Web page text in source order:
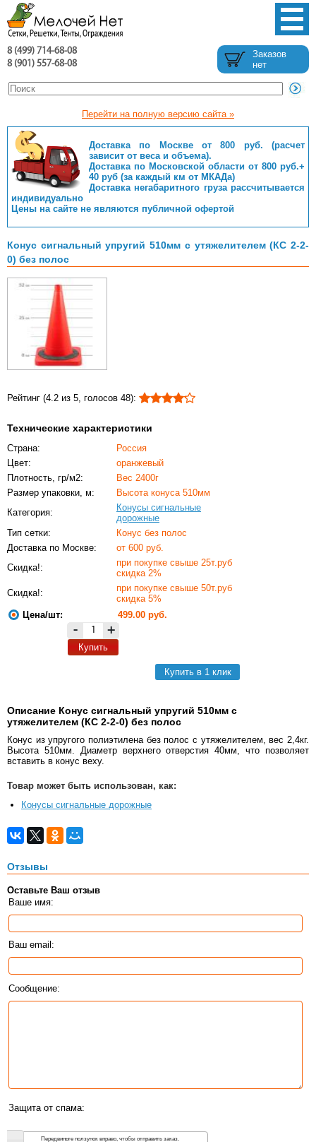
8 (499) 714-68-08
8 (901) 557-68-08
Заказов
нет
Перейти на полную версию сайта »
Доставка по Москве от 800 руб. (расчет
зависит от веса и объема).
Доставка по Московской области от 800 руб.+
40 руб (за каждый км от МКАДа)
Доставка негабаритного груза рассчитывается
индивидуально
Цены на сайте не являются публичной офертой
Конус сигнальный упругий 510мм с утяжелителем (КС 2-2-
0) без полос
Рейтинг (4.2 из 5, голосов 48):
Технические характеристики
Страна:
Россия
Цвет:
оранжевый
Плотность, гр/м2:
Вес 2400г
Размер упаковки, м:
Высота конуса 510мм
Категория:
Конусы сигнальные
дорожные
Тип сетки:
Конус без полос
Доставка по Москве:
от 600 руб.
Скидка!:
при покупке свыше 25т.руб
скидка 2%
Скидка!:
при покупке свыше 50т.руб
скидка 5%
Цена/шт:
499.00 руб.
- +
Купить
Купить в 1 клик
Описание Конус сигнальный упругий 510мм с
утяжелителем (КС 2-2-0) без полос
Конус из упругого полиэтилена без полос с утяжелителем, вес 2,4кг.
Высота 510мм. Диаметр верхнего отверстия 40мм, что позволяет
вставить в конус веху.
Товар может быть использован, как:
Конусы сигнальные дорожные
Отзывы
Оставьте Ваш отзыв
Ваше имя:
Ваш email:
Сообщение:
Защита от спама:
Передвиньте ползунок вправо, чтобы отправить заказ.